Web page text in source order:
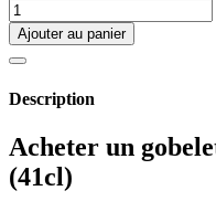
Ajouter au panier
Description
Acheter un
(41cl)